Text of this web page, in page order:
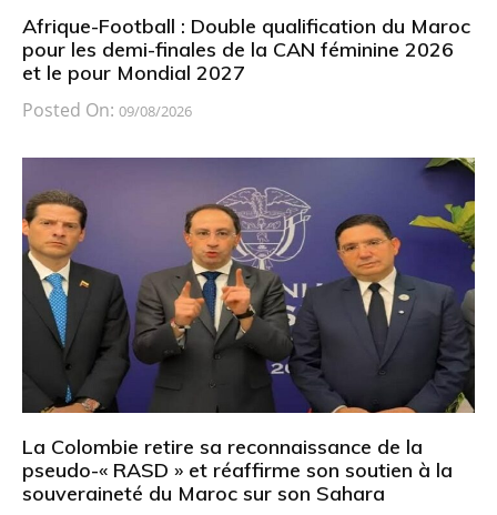
Afrique-Football : Double qualification du Maroc
pour les demi-finales de la CAN féminine 2026
et le pour Mondial 2027
Posted On: 09/08/2026
La Colombie retire sa reconnaissance de la
pseudo-« RASD » et réaffirme son soutien à la
souveraineté du Maroc sur son Sahara